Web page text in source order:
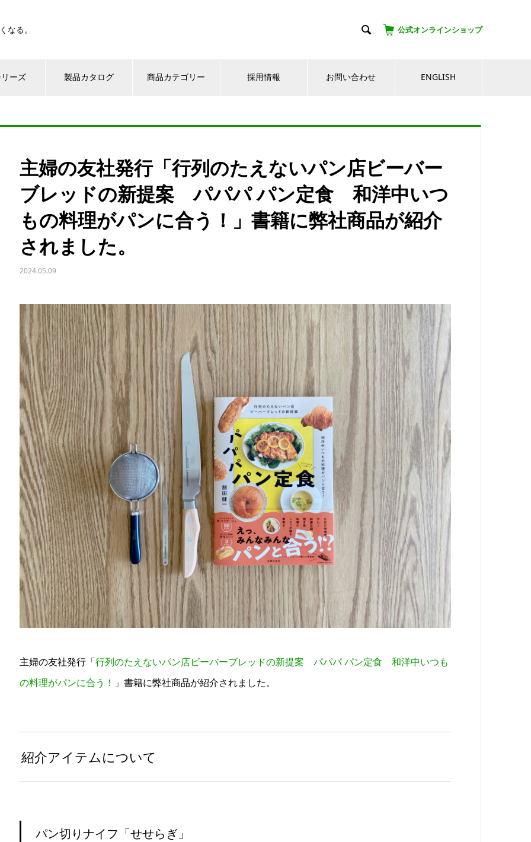
なる。  公式オンラインショップ
ーズ 製品カタログ 商品カテゴリー 採用情報 お問い合わせ ENGLISH
主婦の友社発行「行列のたえないパン店ビーバー
ブレッドの新提案 パパパ パン定食 和洋中いつ
もの料理がパンに合う！」書籍に弊社商品が紹介
されました。
2024.05.09
主婦の友社発行「行列のたえないパン店ビーバーブレッドの新提案 パパパ パン定食 和洋中いつも
の料理がパンに合う！ 」書籍に弊社商品が紹介されました。
紹介アイテムについて
パン切りナイフ「せせらぎ」